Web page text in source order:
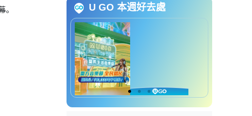
U GO 本週好去處